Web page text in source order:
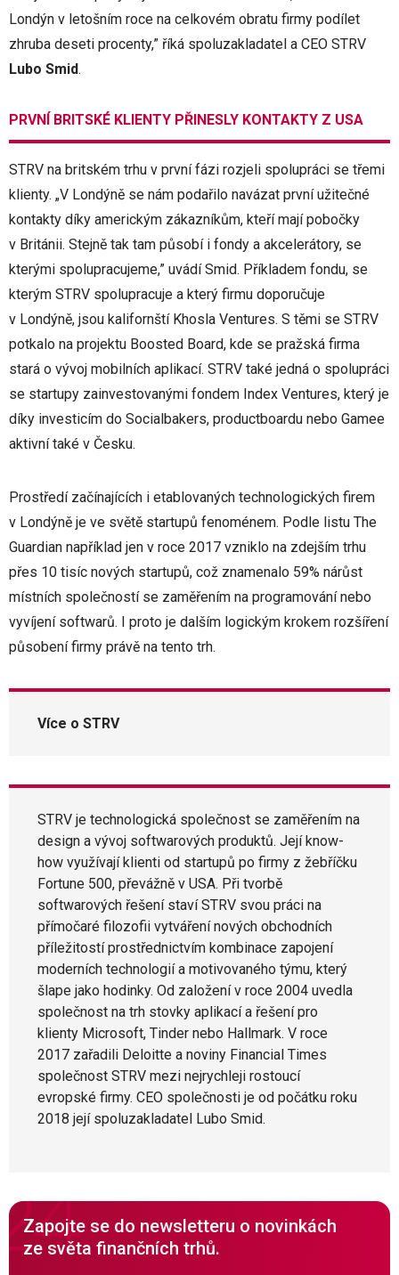
Londýn v letošním roce na celkovém obratu firmy podílet
zhruba deseti procenty,” říká spoluzakladatel a CEO STRV
Lubo Smid.
PRVNÍ BRITSKÉ KLIENTY PŘINESLY KONTAKTY Z USA
STRV na britském trhu v první fázi rozjeli spolupráci se třemi
klienty. „V Londýně se nám podařilo navázat první užitečné
kontakty díky americkým zákazníkům, kteří mají pobočky
v Británii. Stejně tak tam působí i fondy a akcelerátory, se
kterými spolupracujeme,” uvádí Smid. Příkladem fondu, se
kterým STRV spolupracuje a který firmu doporučuje
v Londýně, jsou kalifornští Khosla Ventures. S těmi se STRV
potkalo na projektu Boosted Board, kde se pražská firma
stará o vývoj mobilních aplikací. STRV také jedná o spolupráci
se startupy zainvestovanými fondem Index Ventures, který je
díky investicím do Socialbakers, productboardu nebo Gamee
aktivní také v Česku.
Prostředí začínajících i etablovaných technologických firem
v Londýně je ve světě startupů fenoménem. Podle listu The
Guardian například jen v roce 2017 vzniklo na zdejším trhu
přes 10 tisíc nových startupů, což znamenalo 59% nárůst
místních společností se zaměřením na programování nebo
vyvíjení softwarů. I proto je dalším logickým krokem rozšíření
působení firmy právě na tento trh.
Více o STRV
STRV je technologická společnost se zaměřením na
design a vývoj softwarových produktů. Její know-
how využívají klienti od startupů po firmy z žebříčku
Fortune 500, převážně v USA. Při tvorbě
softwarových řešení staví STRV svou práci na
přímočaré filozofii vytváření nových obchodních
příležitostí prostřednictvím kombinace zapojení
moderních technologií a motivovaného týmu, který
šlape jako hodinky. Od založení v roce 2004 uvedla
společnost na trh stovky aplikací a řešení pro
klienty Microsoft, Tinder nebo Hallmark. V roce
2017 zařadili Deloitte a noviny Financial Times
společnost STRV mezi nejrychleji rostoucí
evropské firmy. CEO společnosti je od počátku roku
2018 její spoluzakladatel Lubo Smid.
Zapojte se do newsletteru o novinkách
ze světa finančních trhů.